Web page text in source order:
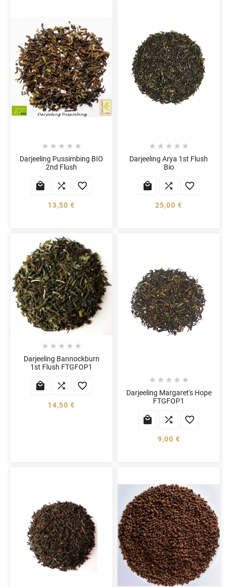
    
Darjeeling Pussimbing BIO
2nd Flush
  
13,50 €
    
Darjeeling Arya 1st Flush
Bio
  
25,00 €
    
Darjeeling Bannockburn
1st Flush FTGFOP1
  
14,50 €
    
Darjeeling Margaret's Hope
FTGFOP1
  
9,00 €